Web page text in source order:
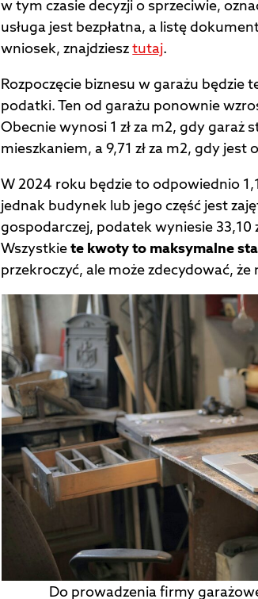
w tym czasie decyzji o sprzeciwie,
usługa jest bezpłatna, a listę
wniosek, znajdziesztutaj.
Rozpoczęcie biznesu w garażu będzie
podatki. Ten od garażu ponownie
Obecnie wynosi 1 zł za m2, gdy garaż
mieszkaniem, a 9,71 zł za m2, gdy jest
W 2024 roku będzie to odpowiednio
jednak budynek lub jego część jest
gospodarczej, podatek wyniesie 33,10
Wszystkiete kwoty to maksymalne
przekroczyć, ale może zdecydować,
Do prowadzenia firmy